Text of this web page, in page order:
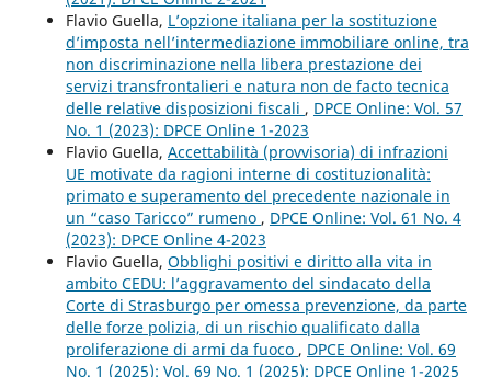
Flavio Guella, L’opzione italiana per la sostituzione
d’imposta nell’intermediazione immobiliare online, tra
non discriminazione nella libera prestazione dei
servizi transfrontalieri e natura non de facto tecnica
delle relative disposizioni fiscali , DPCE Online: Vol. 57
No. 1 (2023): DPCE Online 1-2023
Flavio Guella, Accettabilità (provvisoria) di infrazioni
UE motivate da ragioni interne di costituzionalità:
primato e superamento del precedente nazionale in
un “caso Taricco” rumeno , DPCE Online: Vol. 61 No. 4
(2023): DPCE Online 4-2023
Flavio Guella, Obblighi positivi e diritto alla vita in
ambito CEDU: l’aggravamento del sindacato della
Corte di Strasburgo per omessa prevenzione, da parte
delle forze polizia, di un rischio qualificato dalla
proliferazione di armi da fuoco , DPCE Online: Vol. 69
No. 1 (2025): Vol. 69 No. 1 (2025): DPCE Online 1-2025